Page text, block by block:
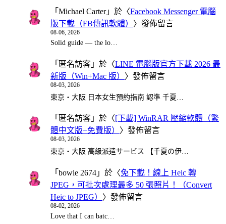
「 Michael Carter」於〈Facebook Messenger 電腦
版下載（FB傳訊軟體） 〉發佈留言
08-06, 2026
Solid guide — the lo…
「 匿名訪客 」於〈LINE 電腦版官方下載 2026 最
新版（Win+Mac 版） 〉發佈留言
08-03, 2026
東京・大阪 日本女生預約指南 認準 千夏…
「 匿名訪客 」於〈[下載] WinRAR 壓縮軟體（繁
體中文版+免費版） 〉發佈留言
08-03, 2026
東京・大阪 高級派遣サービス 【千夏の伊…
「 bowie 2674 」於〈免下載！線上 Heic 轉
JPEG，可批次處理最多 50 張照片！（Convert
Heic to JPEG） 〉發佈留言
08-02, 2026
Love that I can batc…